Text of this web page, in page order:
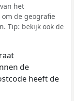
het
om de geografie
Tip: bekijk ook de
de
heeft de